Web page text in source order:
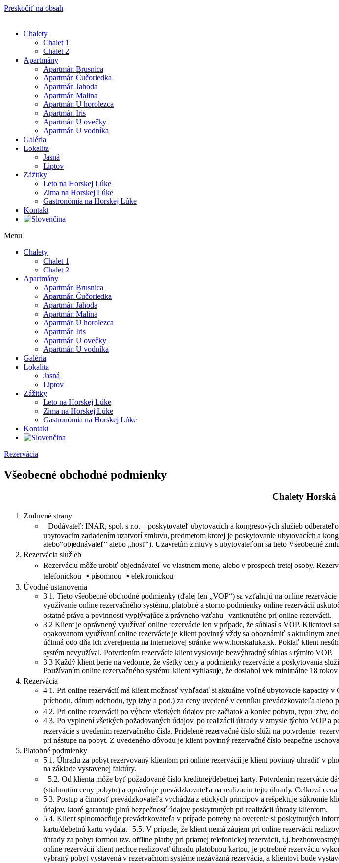
Preskočiť na obsah
Chalety
Chalet 1
Chalet 2
Apartmány
Apartmán Brusnica
Apartmán Čučoriedka
Apartmán Jahoda
Apartmán Malina
Apartmán U horolezca
Apartmán Iris
Apartmán U ovečky
Apartmán U vodníka
Galéria
Lokalita
Jasná
Liptov
Zážitky
Leto na Horskej Lúke
Zima na Horskej Lúke
Gastronómia na Horskej Lúke
Kontakt
Menu
Chalety
Chalet 1
Chalet 2
Apartmány
Apartmán Brusnica
Apartmán Čučoriedka
Apartmán Jahoda
Apartmán Malina
Apartmán U horolezca
Apartmán Iris
Apartmán U ovečky
Apartmán U vodníka
Galéria
Lokalita
Jasná
Liptov
Zážitky
Leto na Horskej Lúke
Zima na Horskej Lúke
Gastronómia na Horskej Lúke
Kontakt
Rezervácia
Všeobecné obchodné podmienky
Chalety Horská
Zmluvné strany
Dodávateľ: INAR, spol. s r.o. – poskytovateľ ubytovacích a kongresových služieb
ubytovacím zariadením uzatvorí zmluvu, predmetom ktorej je poskytovanie ubytovacích a
alebo“objednávateľ“ alebo „hosť“). Uzavretím zmluvy s ubytovateľom sa tieto Všeobecné
Rezervácia služieb
Rezerváciu môže urobiť objednávateľ vo vlastnom mene, alebo v prospech tretej osoby.
telefonickou ▪ písomnou ▪ elektronickou
Úvodné ustanovenia
3.1. Tieto všeobecné obchodné podmienky (ďalej len „VOP“) sa vzťahujú na online
využívanie online rezervačného systému, platobné a storno podmienky online rezervácií
ostatné práva a povinnosti vyplývajúce z právneho vzťahu vzniknutého pri online rezervácii.
3.2 Klient je oprávnený využívať online rezervácie len v prípade, že súhlasí s VOP. Klientovi
opakovanom využívaní online rezervácie je klient povinný vždy sa oboznámiť s aktuálnym
účinná odo dňa ich zverejnenia na internetovej stránke www.horskaluka.sk. Pokiaľ klient
systém nevyužíval. Potvrdením rezervácie klient vyslovuje bezvýhradný súhlas s týmito VOP.
3.3 Každý klient berie na vedomie, že všetky ceny a podmienky rezervácie a poskytovania
Používaním online rezervačného systému klient vyhlasuje, že dosiahol vek minimálne 18
Rezervácia
4.1. Pri online rezervácií má klient možnosť vyhľadať si aktuálne voľné ubytovacie kapacity
príchodu, dátum odchodu, typ izby a pod.) za ceny uvedené v cenníku prevádzkovateľa alebo
4.2. Pri online rezervácii po výbere všetkých údajov pre začiatok a koniec pobytu, typu izby,
4.3. Po vyplnení všetkých požadovaných údajov, po realizácii úhrady v zmysle týchto VOP a
rezervácie s uvedením rezervačného čísla. Pridelené rezervačné číslo slúži na potvrdenie
pri nástupe na pobyt. Z uvedeného dôvodu je klient povinný rezervačné číslo bezpečne
Platobné podmienky
5.1. Úhradu za pobyt rezervovaný klientom pri online rezervácií je klient povinný uhradiť v
na základe vystavenej faktúry.
5.2. Od klienta môže byť požadované číslo kreditnej/debetnej karty. Potvrdením rezervácie
(stiahnutím ceny pobytu) a oprávňuje prevádzkovateľa na realizáciu tejto úhrady. Celková
5.3. Postup a činnosť prevádzkovateľa vychádza z etických princípov a rešpektuje súkromie
údajov, ktoré garantuje plnú bezpečnosť údajov poskytnutých pri realizácii úhrady klientom.
5.4. Klient splnomocňuje prevádzkovateľa v prípade potreby na overenie si poskytnutých
kartu/debetnú kartu vydala. 5.5. V prípade, že klient nemá záujem pri online rezervácii
úhrady za pobyt formou tzv. offline platby pri priamej telefonickej rezervácii, t.j.
online rezervácii klient nechce realizovať úhradu platobnou kartou, je potrebné rezerváciu
vybraný pobyt vystavená v rezervačnom systéme nezáväzná rezervácia, a klientovi bude